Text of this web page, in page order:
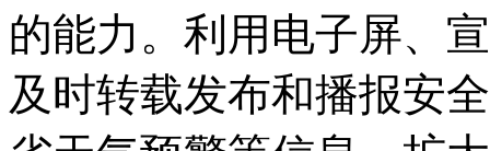
的能力。利用电子屏、
及时转载发布和播报安